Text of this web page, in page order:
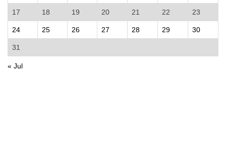
17 18 19 20 21 22 23
24 25 26 27 28 29 30
31
« Jul